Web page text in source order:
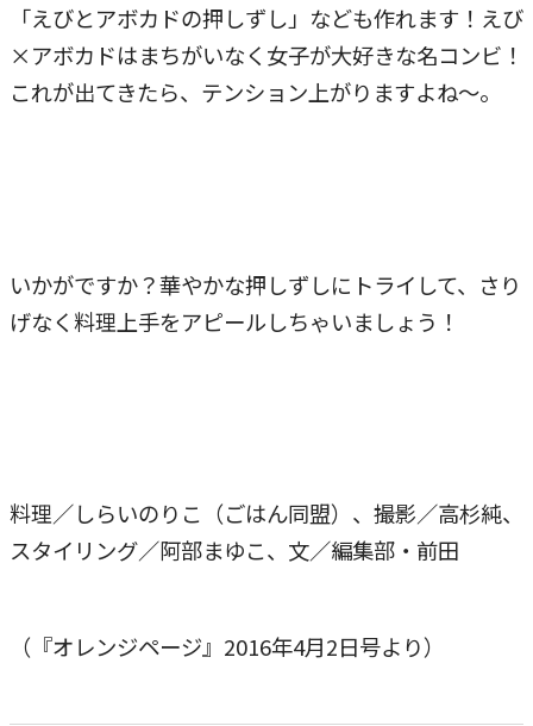
「えびとアボカドの押しずし」なども作れます！えび
×アボカドはまちがいなく女子が大好きな名コンビ！
これが出てきたら、テンション上がりますよね～。
いかがですか？華やかな押しずしにトライして、さり
げなく料理上手をアピールしちゃいましょう！
料理／しらいのりこ（ごはん同盟）、撮影／高杉純、
スタイリング／阿部まゆこ、文／編集部・前田
（『オレンジページ』2016年4月2日号より）